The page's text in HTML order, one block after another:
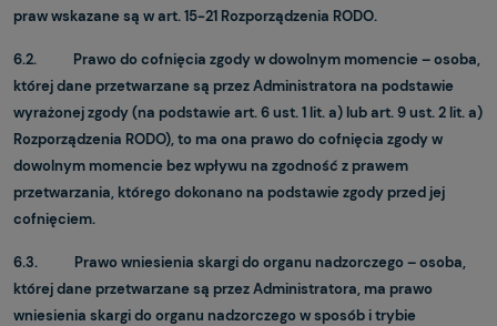
praw wskazane są w art. 15-21 Rozporządzenia RODO.
6.2. Prawo do cofnięcia zgody w dowolnym momencie – osoba,
której dane przetwarzane są przez Administratora na podstawie
wyrażonej zgody (na podstawie art. 6 ust. 1 lit. a) lub art. 9 ust. 2 lit. a)
Rozporządzenia RODO), to ma ona prawo do cofnięcia zgody w
dowolnym momencie bez wpływu na zgodność z prawem
przetwarzania, którego dokonano na podstawie zgody przed jej
cofnięciem.
6.3. Prawo wniesienia skargi do organu nadzorczego – osoba,
której dane przetwarzane są przez Administratora, ma prawo
wniesienia skargi do organu nadzorczego w sposób i trybie